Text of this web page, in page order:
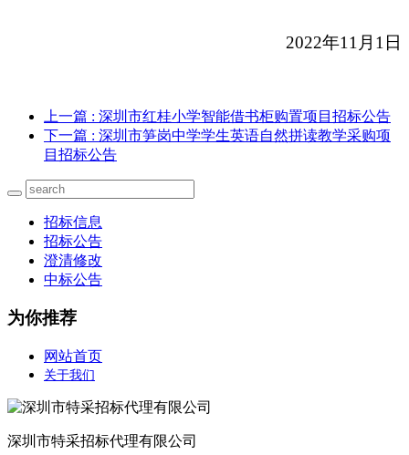
2022年11月1日
上一篇 : 深圳市红桂小学智能借书柜购置项目招标公告
下一篇 : 深圳市笋岗中学学生英语自然拼读教学采购项
目招标公告
招标信息
招标公告
澄清修改
中标公告
为你推荐
网站首页
关于我们
深圳市特采招标代理有限公司